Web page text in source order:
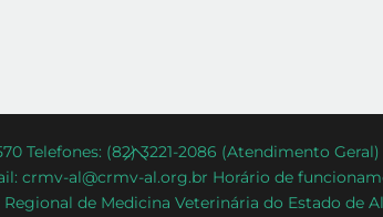
Back
To
Top
Telefones: (82) 3221-2086 (Atendimento
crmv-al@crmv-al.org.br Horário de
Regional de Medicina Veterinária do Estado de